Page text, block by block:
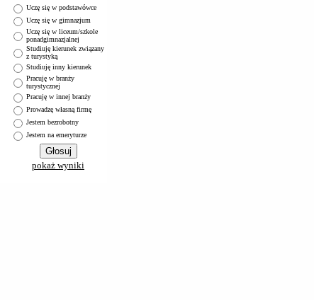
Uczę się w podstawówce
Uczę się w gimnazjum
Uczę się w liceum/szkole
ponadgimnazjalnej
Studiuję kierunek związany
z turystyką
Studiuję inny kierunek
Pracuję w branży
turystycznej
Pracuję w innej branży
Prowadzę własną firmę
Jestem bezrobotny
Jestem na emeryturze
pokaż wyniki